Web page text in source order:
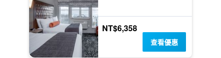
NT$6,358
查看優惠